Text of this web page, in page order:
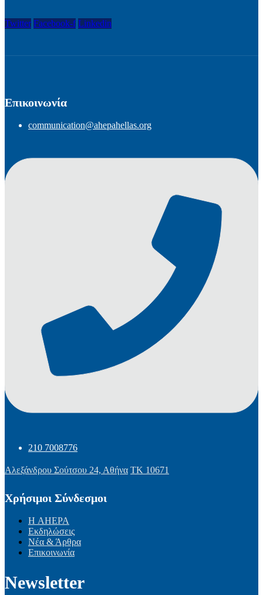
Twitter Facebook-f Linkedin
Επικοινωνία
communication@ahepahellas.org
210 7008776
Αλεξάνδρου Σούτσου 24, Αθήνα ΤΚ 10671
Χρήσιμοι Σύνδεσμοι
Η AHEPA
Εκδηλώσεις
Νέα & Άρθρα
Επικοινωνία
Newsletter